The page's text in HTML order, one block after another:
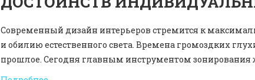
Современный дизайн интерьеров стремится к
и обилию естественного света. Времена громоздких
прошлое. Сегодня главным инструментом